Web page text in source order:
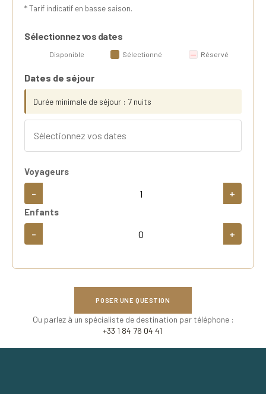
* Tarif indicatif en basse saison.
Sélectionnez vos dates
Disponible Sélectionné Réservé
Dates de séjour
Durée minimale de séjour : 7 nuits
Voyageurs
- +
Enfants
- +
POSER UNE QUESTION
Ou parlez à un spécialiste de destination par téléphone :
+33 1 84 76 04 41